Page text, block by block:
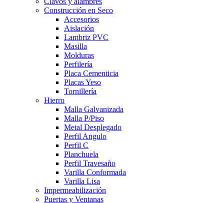
Construcción en Seco
Accesorios
Aislación
Lambriz PVC
Masilla
Molduras
Perfilería
Placa Cementicia
Placas Yeso
Tornillería
Hierro
Malla Galvanizada
Malla P/Piso
Metal Desplegado
Perfil Angulo
Perfil C
Planchuela
Perfil Travesaño
Varilla Conformada
Varilla Lisa
Impermeabilización
Puertas y Ventanas